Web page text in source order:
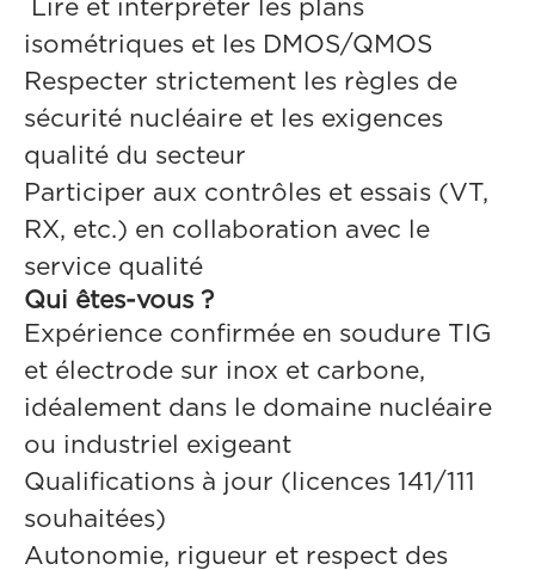
Lire et interpréter les plans
isométriques et les DMOS/QMOS
Respecter strictement les règles de
sécurité nucléaire et les exigences
qualité du secteur
Participer aux contrôles et essais (VT,
RX, etc.) en collaboration avec le
service qualité
Qui êtes-vous ?
Expérience confirmée en soudure TIG
et électrode sur inox et carbone,
idéalement dans le domaine nucléaire
ou industriel exigeant
Qualifications à jour (licences 141/111
souhaitées)
Autonomie, rigueur et respect des